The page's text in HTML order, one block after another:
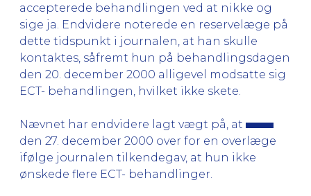
accepterede behandlingen ved at nikke og
sige ja. Endvidere noterede en reservelæge på
dette tidspunkt i journalen, at han skulle
kontaktes, såfremt hun på behandlingsdagen
den 20. december 2000 alligevel modsatte sig
ECT- behandlingen, hvilket ikke skete.
Nævnet har endvidere lagt vægt på, at
den 27. december 2000 over for en overlæge
ifølge journalen tilkendegav, at hun ikke
ønskede flere ECT- behandlinger.